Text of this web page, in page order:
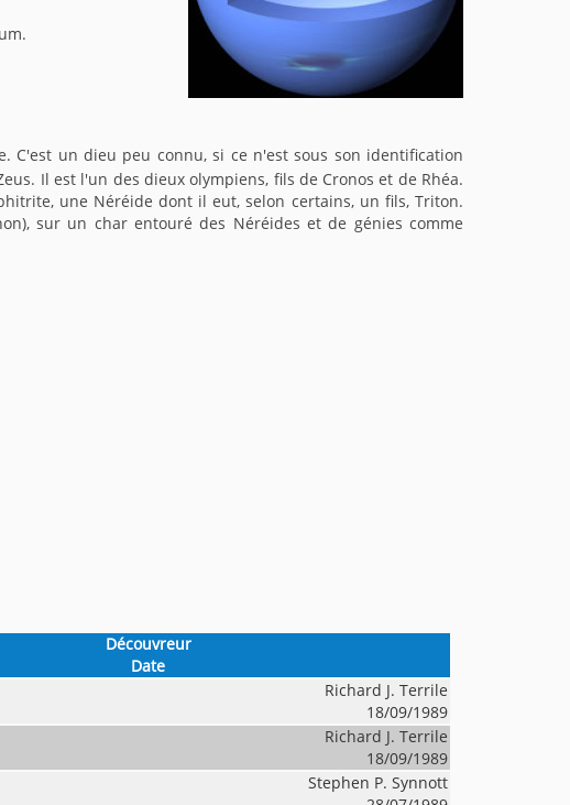
C'est un dieu peu connu, si ce n'est sous son identification
Il est l'un des dieux olympiens, fils de Cronos et de Rhéa.
une Néréide dont il eut, selon certains, un fils, Triton.
sur un char entouré des Néréides et de génies comme
Découvreur
Date
Richard J. Terrile
18/09/1989
Richard J. Terrile
18/09/1989
Stephen P. Synnott